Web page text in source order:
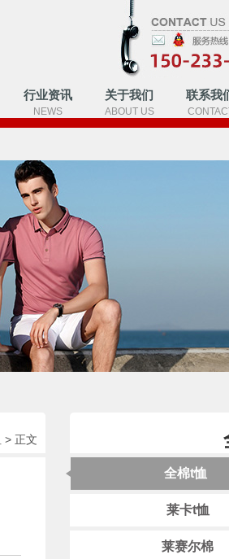
行业资讯
NEWS
关于我们
ABOUT US
联系我
> 正文
全棉t恤
莱卡t恤
莱赛尔棉
精梳棉圆领t恤